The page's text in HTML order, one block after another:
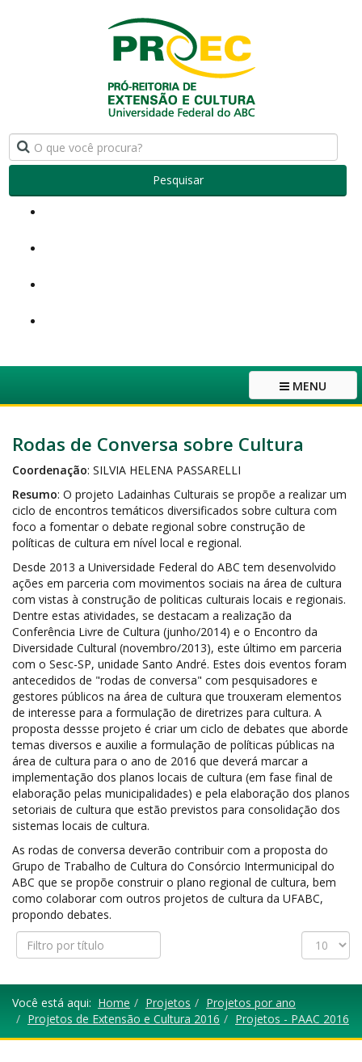
Pesquisar
MENU
Rodas de Conversa sobre Cultura
Coordenação: SILVIA HELENA PASSARELLI
Resumo: O projeto Ladainhas Culturais se propõe a realizar um
ciclo de encontros temáticos diversificados sobre cultura com
foco a fomentar o debate regional sobre construção de
políticas de cultura em nível local e regional.
Desde 2013 a Universidade Federal do ABC tem desenvolvido
ações em parceria com movimentos sociais na área de cultura
com vistas à construção de politicas culturais locais e regionais.
Dentre estas atividades, se destacam a realização da
Conferência Livre de Cultura (junho/2014) e o Encontro da
Diversidade Cultural (novembro/2013), este último em parceria
com o Sesc-SP, unidade Santo André. Estes dois eventos foram
antecedidos de "rodas de conversa" com pesquisadores e
gestores públicos na área de cultura que trouxeram elementos
de interesse para a formulação de diretrizes para cultura. A
proposta dessse projeto é criar um ciclo de debates que aborde
temas diversos e auxilie a formulação de políticas públicas na
área de cultura para o ano de 2016 que deverá marcar a
implementação dos planos locais de cultura (em fase final de
elaboração pelas municipalidades) e pela elaboração dos planos
setoriais de cultura que estão previstos para consolidação dos
sistemas locais de cultura.
As rodas de conversa deverão contribuir com a proposta do
Grupo de Trabalho de Cultura do Consórcio Intermunicipal do
ABC que se propõe construir o plano regional de cultura, bem
como colaborar com outros projetos de cultura da UFABC,
propondo debates.
Filtro
por
Exibir
#
Você está aqui: Home Projetos
Projetos por ano
Projetos de Extensão e Cultura 2016
Projetos - PAAC 2016